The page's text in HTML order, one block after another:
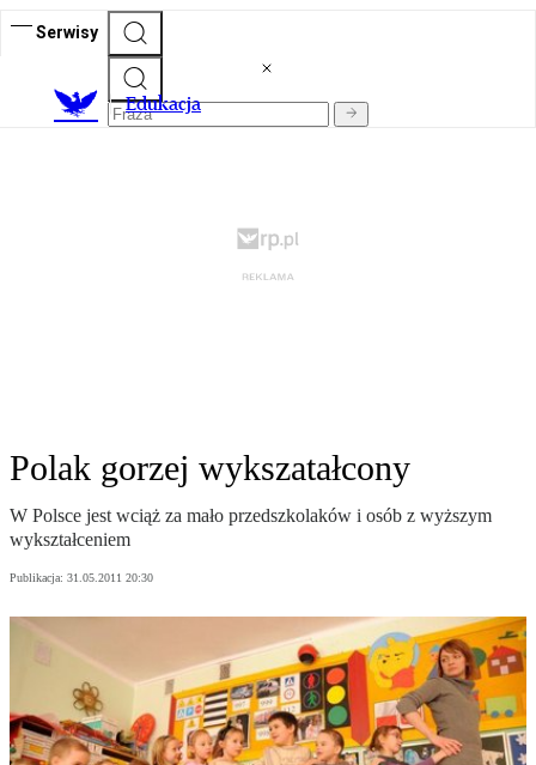
Serwisy
Edukacja
Polak gorzej wykszatałcony
W Polsce jest wciąż za mało przedszkolaków i osób z wyższym
wykształceniem
Publikacja: 31.05.2011 20:30